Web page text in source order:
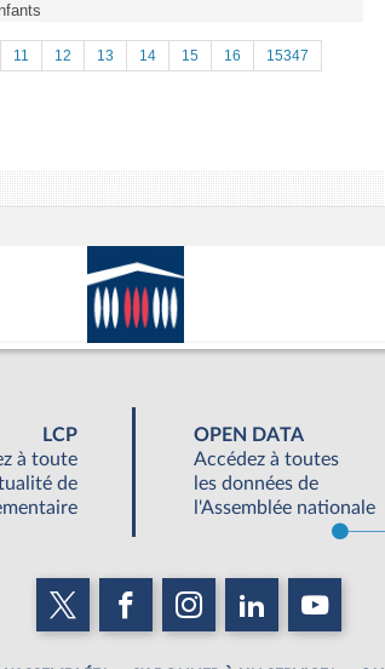
11 12 13 14 15 16
15347
LCP
à toute
de
OPEN DATA
Accédez à toutes
les données de
l'Assemblée nationale